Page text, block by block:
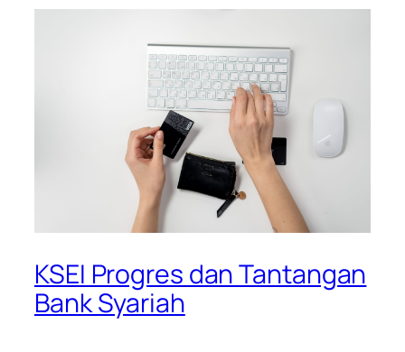
KSEI Progres dan Tantangan
Bank Syariah